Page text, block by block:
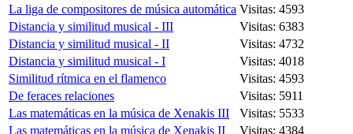
La liga de compositores de música automática Visitas: 4593
Distancia y similitud musical - III
Visitas: 6383
Distancia y similitud musical - II
Visitas: 4732
Distancia y similitud musical - I
Visitas: 4018
Similitud rítmica en el flamenco
Visitas: 4593
De feraces relaciones
Visitas: 5911
Las matemáticas en la música de Xenakis III
Visitas: 5533
Las matemáticas en la música de Xenakis II
Visitas: 4384